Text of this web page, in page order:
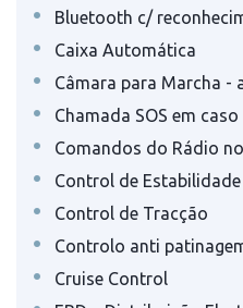
• Bluetooth c/
• Caixa Automática
• Câmara para Marcha -
• Chamada SOS em
• Comandos do Rádio
• Control de Estabilidade
• Control de Tracção
• Controlo anti
• Cruise Control